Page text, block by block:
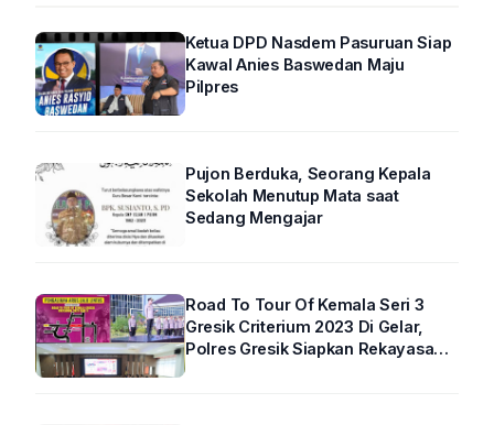
Ketua DPD Nasdem Pasuruan Siap
Kawal Anies Baswedan Maju
Pilpres
Pujon Berduka, Seorang Kepala
Sekolah Menutup Mata saat
Sedang Mengajar
Road To Tour Of Kemala Seri 3
Gresik Criterium 2023 Di Gelar,
Polres Gresik Siapkan Rekayasa